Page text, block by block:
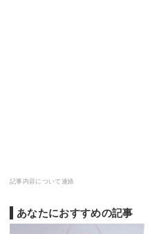
記事内容について連絡
あなたにおすすめの記事